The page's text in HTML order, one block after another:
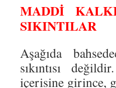
MADDİ
SIKINTILAR
Aşağıda
sıkıntısı
içerisine girince,